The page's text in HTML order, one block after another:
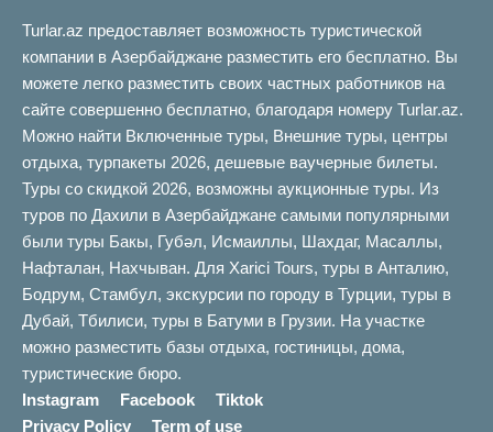
Turlar.az предоставляет возможность туристической
компании в Азербайджане разместить его бесплатно. Вы
можете легко разместить своих частных работников на
сайте совершенно бесплатно, благодаря номеру Turlar.az.
Можно найти Включенные туры, Внешние туры, центры
отдыха, турпакеты 2026, дешевые ваучерные билеты.
Туры со скидкой 2026, возможны аукционные туры. Из
туров по Дахили в Азербайджане самыми популярными
были туры Бакы, Губəл, Исмаиллы, Шахдаг, Масаллы,
Нафталан, Нахчыван. Для Xarici Tours, туры в Анталию,
Бодрум, Стамбул, экскурсии по городу в Турции, туры в
Дубай, Тбилиси, туры в Батуми в Грузии. На участке
можно разместить базы отдыха, гостиницы, дома,
туристические бюро.
Instagram
Facebook
Tiktok
Privacy Policy
Term of use